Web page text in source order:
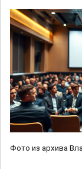
Фото из архива